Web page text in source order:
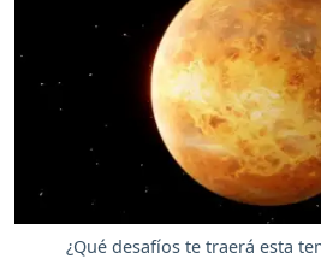
¿Qué desafíos te traerá esta